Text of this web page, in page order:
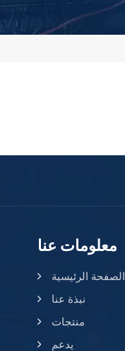
معلومات عنا
الصفحة الرئيسية
نبذة عنا
منتجات
يدعم